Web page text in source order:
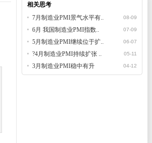
相关思考
08-09
7月制造业PMI景气水平有..
07-09
6月 我国制造业PMI指数..
06-07
5月制造业PMI继续位于扩..
05-11
?4月制造业PMI持续扩张 ..
04-12
3月制造业PMI稳中有升